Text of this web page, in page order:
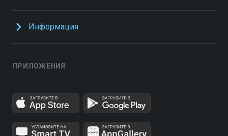
Информация
ПРИЛОЖЕНИЯ